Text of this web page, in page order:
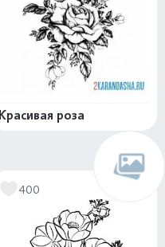
Красивая роза
400